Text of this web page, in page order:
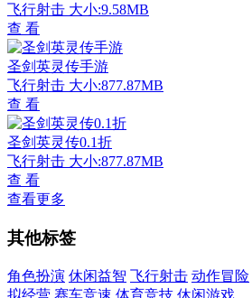
飞行射击 大小:9.58MB
查 看
圣剑英灵传手游
飞行射击 大小:877.87MB
查 看
圣剑英灵传0.1折
飞行射击 大小:877.87MB
查 看
查看更多
其他标签
角色扮演 休闲益智 飞行射击 动作冒险
拟经营 赛车竞速 体育竞技 休闲游戏